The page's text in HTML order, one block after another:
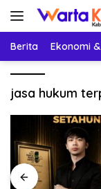
Langsung
Berita Ekonomi
jasa hukum